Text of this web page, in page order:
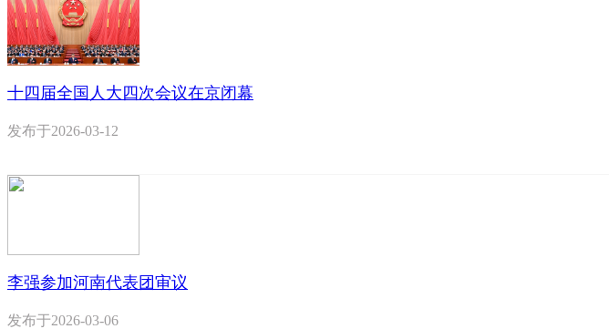
十四届全国人大四次会议在京闭幕
发布于2026-03-12
李强参加河南代表团审议
发布于2026-03-06